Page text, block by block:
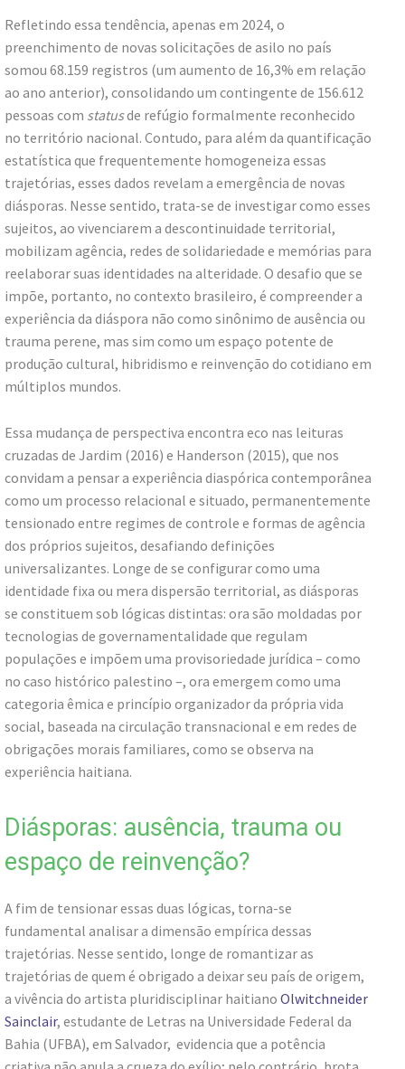
Refletindo essa tendência, apenas em 2024, o
preenchimento de novas solicitações de asilo no país
somou 68.159 registros (um aumento de 16,3% em relação
ao ano anterior), consolidando um contingente de 156.612
pessoas com statusde refúgio formalmente reconhecido
no território nacional. Contudo, para além da quantificação
estatística que frequentemente homogeneiza essas
trajetórias, esses dados revelam a emergência de novas
diásporas. Nesse sentido, trata-se de investigar como esses
sujeitos, ao vivenciarem a descontinuidade territorial,
mobilizam agência, redes de solidariedade e memórias para
reelaborar suas identidades na alteridade. O desafio que se
impõe, portanto, no contexto brasileiro, é compreender a
experiência da diáspora não como sinônimo de ausência ou
trauma perene, mas sim como um espaço potente de
produção cultural, hibridismo e reinvenção do cotidiano em
múltiplos mundos.
Essa mudança de perspectiva encontra eco nas leituras
cruzadas de Jardim (2016) e Handerson (2015), que nos
convidam a pensar a experiência diaspórica contemporânea
como um processo relacional e situado, permanentemente
tensionado entre regimes de controle e formas de agência
dos próprios sujeitos, desafiando definições
universalizantes. Longe de se configurar como uma
identidade fixa ou mera dispersão territorial, as diásporas
se constituem sob lógicas distintas: ora são moldadas por
tecnologias de governamentalidade que regulam
populações e impõem uma provisoriedade jurídica – como
no caso histórico palestino –, ora emergem como uma
categoria êmica e princípio organizador da própria vida
social, baseada na circulação transnacional e em redes de
obrigações morais familiares, como se observa na
experiência haitiana.
Diásporas: ausência, trauma ou
espaço de reinvenção?
A fim de tensionar essas duas lógicas, torna-se
fundamental analisar a dimensão empírica dessas
trajetórias. Nesse sentido, longe de romantizar as
trajetórias de quem é obrigado a deixar seu país de origem,
a vivência do artista pluridisciplinar haitiano Olwitchneider
Sainclair, estudante de Letras na Universidade Federal da
Bahia (UFBA), em Salvador, evidencia que a potência